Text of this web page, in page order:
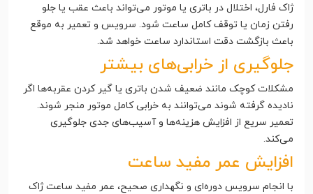
ژاک فارل، اختلال در باتری یا موتور می‌تواند باعث عقب یا جلو
رفتن زمان یا توقف کامل ساعت شود. سرویس و تعمیر به موقع
باعث بازگشت دقت استاندارد ساعت خواهد شد.
جلوگیری از خرابی‌های بیشتر
مشکلات کوچک مانند ضعیف شدن باتری یا گیر کردن عقربه‌ها اگر
نادیده گرفته شوند می‌توانند به خرابی کامل موتور منجر شوند.
تعمیر سریع از افزایش هزینه‌ها و آسیب‌های جدی جلوگیری
می‌کند.
افزایش عمر مفید ساعت
با انجام سرویس دوره‌ای و نگهداری صحیح، عمر مفید ساعت ژاک